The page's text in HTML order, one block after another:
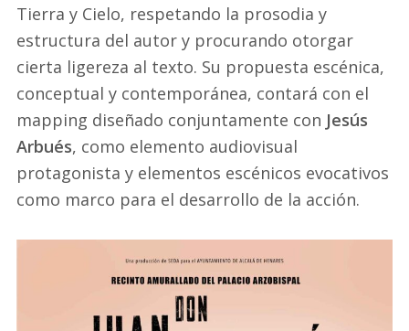
Tierra y Cielo, respetando la prosodia y
estructura del autor y procurando otorgar
cierta ligereza al texto. Su propuesta escénica,
conceptual y contemporánea, contará con el
mapping diseñado conjuntamente con Jesús
Arbués, como elemento audiovisual
protagonista y elementos escénicos evocativos
como marco para el desarrollo de la acción.